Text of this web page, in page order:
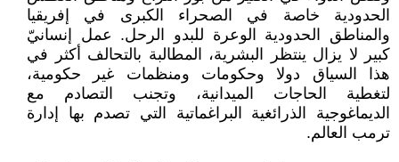
الحدودية خاصة في الصحراء الكبرى في إفريقيا
والمناطق الحدودية الوعرة للبدو الرحل. عمل إنسانيّ
كبير لا يزال ينتظر البشرية، المطالبة بالتحالف أكثر في
هذا السياق دولا وحكومات ومنظمات غير حكومية،
لتغطية الحاجات الميدانية، وتجنب التصادم مع
الديماغوجية الذرائغية البراغماتية التي تصدم بها إدارة
ترمب العالم.